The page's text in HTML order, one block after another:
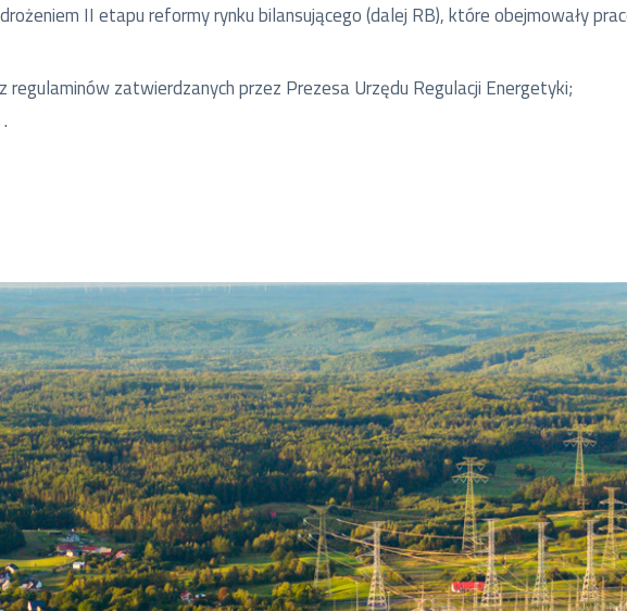
II etapu reformy rynku bilansującego (dalej RB), które obejmowały
zatwierdzanych przez Prezesa Urzędu Regulacji Energetyki;
.
biznesowych powiązanych z wdrożeniem II etapu reformy RB oraz w
II etapu reformy RB oraz wybranych regulacji prawnych.
realizowany w 2023 r. w ramach portfela projektów wspierającego wdrożenie
Bilansowania (dalej WDB) oraz Instrukcji Ruchu i Eksploatacji Sieci
wdrożenia WDB oraz jego aktualizacji, w związku z zatwierdzeniem
na 14 czerwca 2024 r.;
standardów technicznych systemów WIRE, SOWE i LFC oraz
poprawności komunikacji podmiotów ze środowiskiem informatycznym
w obszarzeIT
związanych z budową środowisk uruchomieniowych dla